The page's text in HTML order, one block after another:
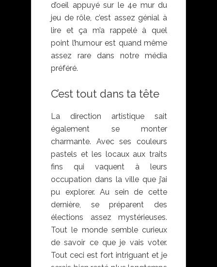
d’oeil appuyé sur le 4e mur du
jeu de rôle, c’est assez génial à
lire et ça m’a rappelé à quel
point l’humour est quand même
assez rare dans notre média
préféré.
C’est tout dans ta tête
La direction artistique sait
également se monter
charmante. Avec ses couleurs
pastels et les locaux aux traits
fins qui vaquent à leurs
occupation dans la ville que j’ai
pu explorer. Au sein de cette
dernière, se préparent des
élections assez mystérieuses.
Tout le monde semble curieux
de savoir ce que je vais voter.
Tout ceci est fort intriguant et je